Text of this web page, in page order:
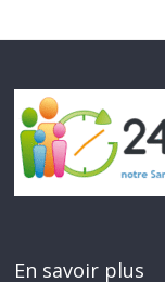
En savoir plus